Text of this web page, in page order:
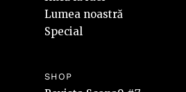
Lumea noastră
Special
SHOP